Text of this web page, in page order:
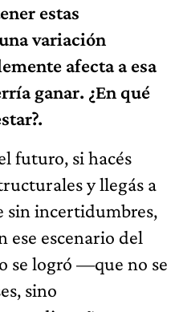
estas
variación
afecta a esa
ganar. ¿En qué
futuro, si hacés
y llegás a
sin incertidumbres,
ese escenario del
se logró —que no se
sino